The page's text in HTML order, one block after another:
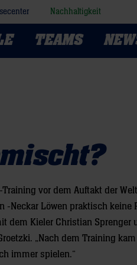
Nachhaltigkeit
TEAMS
vor dem Auftakt der
-Neckar Löwen praktisch
dem Kieler Christian
„Nach dem Training
immer spielen.“